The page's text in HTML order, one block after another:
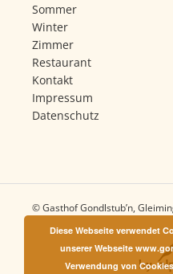
Sommer
Winter
Zimmer
Restaurant
Kontakt
Impressum
Datenschutz
© Gasthof Gondlstub’n,
Diese Webseite verwendet
unserer Webseite
Verwendung von